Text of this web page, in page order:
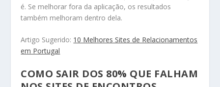
é. Se melhorar fora da aplicação, os resultados
também melhoram dentro dela.
Artigo Sugerido: 10 Melhores Sites de Relacionamentos
em Portugal
COMO SAIR DOS 80% QUE FALHAM